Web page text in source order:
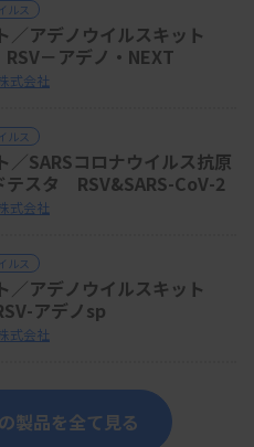
ルス
／アデノウイルスキット
－アデノ・NEXT
式会社
ルス
／SARSコロナウイルス抗原
スタ RSV&SARS-CoV-2
式会社
ルス
／アデノウイルスキット
アデノsp
式会社
製品を全て見る